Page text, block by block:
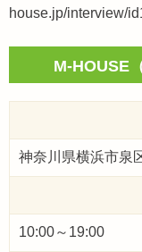
house.jp/interview/
M-HOUSE
神奈川県横浜市泉
10:00～19:00